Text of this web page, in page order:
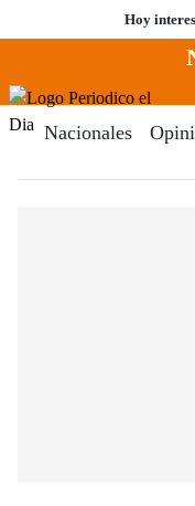
al
Hoy
Menú
Nacionales